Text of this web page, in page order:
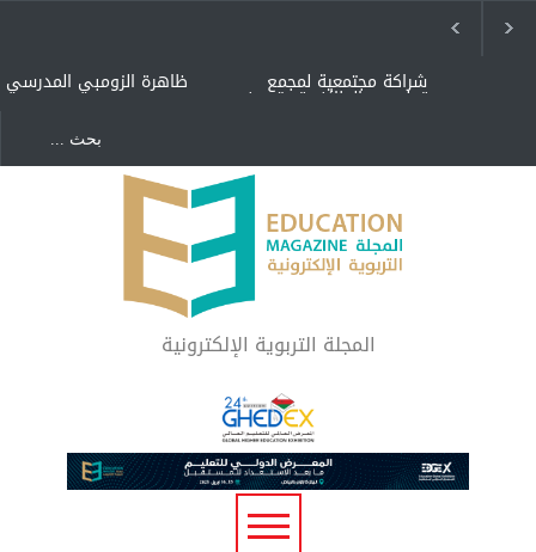
ظاهرة الزومبي المدرسي شراكة مجتمعية لمجمع
تعليمي بالطائف تستهدف
"كنت أنضرب ومافيني إلا
العافية" هل هذا مبرر
لاستمرار أسلوب التربية
المتوارث؟
لماذا تعد برامج توعية الأطفال
بخصوصية الجسد وقاية لا
فضول؟
المجلة التربوية الإلكترونية